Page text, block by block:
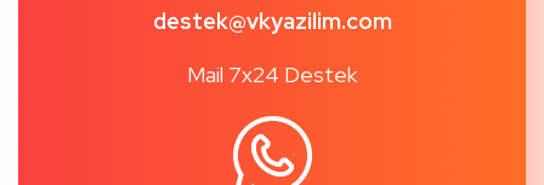
destek@vkyazilim.com
Mail 7x24 Destek